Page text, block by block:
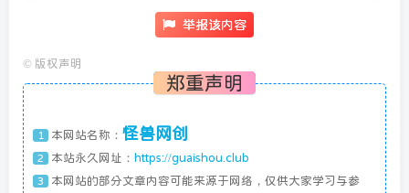
举报该内容
© 版权声明
郑重声明
1 本网站名称： 怪兽网创
2 本站永久网址： https://guaishou.club
3
本网站的部分文章内容可能来源于网络，仅供大家学习与参